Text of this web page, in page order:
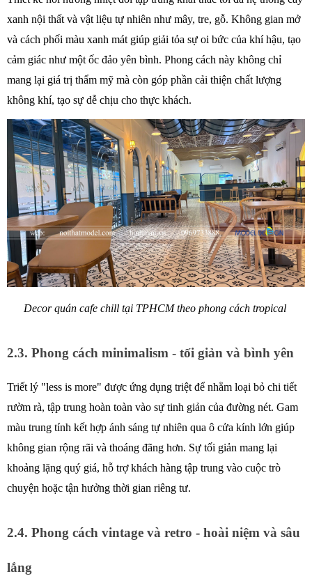
xanh nội thất và vật liệu tự nhiên như mây, tre, gỗ. Không gian mở
và cách phối màu xanh mát giúp giải tỏa sự oi bức của khí hậu, tạo
cảm giác như một ốc đảo yên bình. Phong cách này không chỉ
mang lại giá trị thẩm mỹ mà còn góp phần cải thiện chất lượng
không khí, tạo sự dễ chịu cho thực khách.
Decor quán cafe chill tại TPHCM theo phong cách tropical
2.3. Phong cách minimalism - tối giản và bình yên
Triết lý "less is more" được ứng dụng triệt để nhằm loại bỏ chi tiết
rườm rà, tập trung hoàn toàn vào sự tinh giản của đường nét. Gam
màu trung tính kết hợp ánh sáng tự nhiên qua ô cửa kính lớn giúp
không gian rộng rãi và thoáng đãng hơn. Sự tối giản mang lại
khoảng lặng quý giá, hỗ trợ khách hàng tập trung vào cuộc trò
chuyện hoặc tận hưởng thời gian riêng tư.
2.4. Phong cách vintage và retro - hoài niệm và sâu
lắng